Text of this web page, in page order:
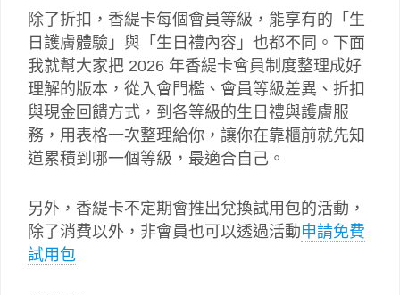
除了折扣，香緹卡每個會員等級，能享有的「生
日護膚體驗」與「生日禮內容」也都不同。下面
我就幫大家把 2026 年香緹卡會員制度整理成好
理解的版本，從入會門檻、會員等級差異、折扣
與現金回饋方式，到各等級的生日禮與護膚服
務，用表格一次整理給你，讓你在靠櫃前就先知
道累積到哪一個等級，最適合自己。
另外，香緹卡不定期會推出兌換試用包的活動，
除了消費以外，非會員也可以透過活動申請免費
試用包